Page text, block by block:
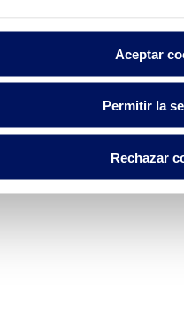
Aceptar
Permitir la
Rechazar